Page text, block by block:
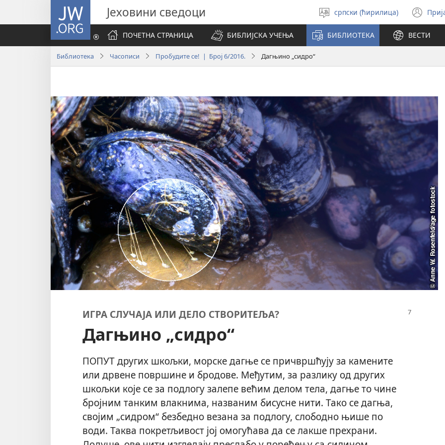
JW.ORG Јеховини сведоци
Изабери
језик
српски (ћирилица)
ПОЧЕТНА СТРАНИЦА
БИБЛИЈСКА УЧЕЊА БИБЛИОТЕКА ВЕСТИ
Библиотека Часописи Пробудите се! | Број 6/2016. Дагњино „сидро“
ИГРА СЛУЧАЈА ИЛИ ДЕЛО СТВОРИТЕЉА?
Дагњино „сидро“
ПОПУТ других шкољки, морске дагње се причвршћују за камените
или дрвене површине и бродове. Међутим, за разлику од других
шкољки које се за подлогу залепе већим делом тела, дагње то чине
бројним танким влакнима, названим бисусне нити. Тако се дагња,
својим „сидром“ безбедно везана за подлогу, слободно њише по
води. Таква покретљивост јој омогућава да се лакше прехрани.